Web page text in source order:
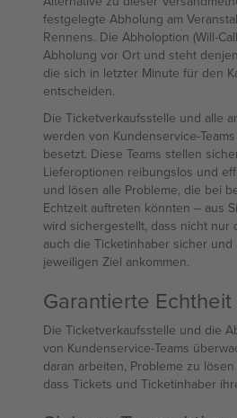
festgelegte Abholung am
Rennens. Die Abholoption (Will-
Abholung vor Ort und steht
die sich in letzter Minute für den
entscheiden.
Die Ticketverkaufsstelle und alle
werden von Kundenservice-
besetzt. Diese Teams stellen
Lieferoptionen reibungslos und
und lösen alle Probleme, die bei
Echtzeit auftreten könnten – aus
wird sichergestellt, dass nicht nur
auch die Ticketinhaber sicher
jeweiligen Ziel ankommen.
Garantierte
Die Ticketverkaufsstelle und die
von Kundenservice-Teams
daran arbeiten, Probleme zu
dass Tickets und Ticketinhaber